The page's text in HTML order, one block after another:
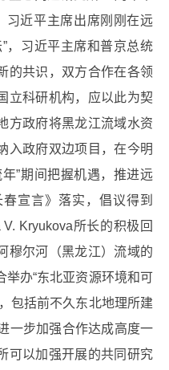
习近平主席出席刚刚在远
，习近平主席和普京总统
的共识，双方合作在各领
立科研机构，应以此为契
方政府将黑龙江流域水资
入政府双边项目，在今明
”期间把握机遇，推进远
宣言》落实，倡议得到
Kryukova所长的积极回
穆尔河（黑龙江）流域的
办“东北亚资源环境和可
包括前不久东北地理所建
一步加强合作达成高度一
可以加强开展的共同研究